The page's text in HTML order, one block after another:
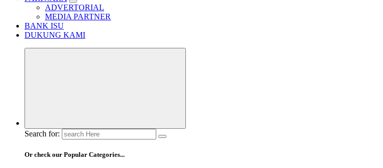
ADVERTORIAL
MEDIA PARTNER
BANK ISU
DUKUNG KAMI
Search for:
Or check our Popular Categories...